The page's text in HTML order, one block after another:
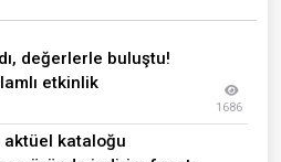
değerlerle buluştu!
etkinlik
1686
aktüel kataloğu